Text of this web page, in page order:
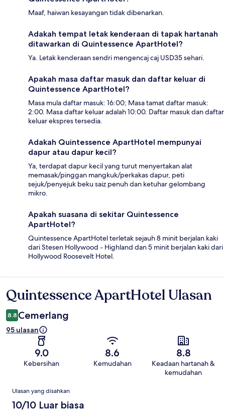
Maaf, haiwan kesayangan tidak dibenarkan.
Adakah tempat letak kenderaan di tapak hartanah
ditawarkan di Quintessence ApartHotel?
Ya. Letak kenderaan sendri mengencaj caj USD35 sehari.
Apakah masa daftar masuk dan daftar keluar di
Quintessence ApartHotel?
Masa mula daftar masuk: 16:00; Masa tamat daftar masuk:
2:00. Masa daftar keluar adalah 10:00. Daftar masuk dan daftar
keluar ekspres tersedia.
Adakah Quintessence ApartHotel mempunyai
dapur atau dapur kecil?
Ya, terdapat dapur kecil yang turut menyertakan alat
memasak/pinggan mangkuk/perkakas dapur, peti
sejuk/penyejuk beku saiz penuh dan ketuhar gelombang
mikro.
Apakah suasana di sekitar Quintessence
ApartHotel?
Quintessence ApartHotel terletak sejauh 8 minit berjalan kaki
dari Stesen Hollywood - Highland dan 5 minit berjalan kaki dari
Hollywood Roosevelt Hotel.
Ulasan
Quintessence ApartHotel Ulasan
8.8 Cemerlang
95 ulasan
9.0
Kebersihan
8.6
Kemudahan
8.8
Keadaan hartanah &
kemudahan
Ulasan
Ulasan yang disahkan
10/10 Luar biasa